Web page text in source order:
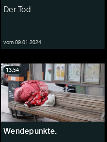
Der Tod
vom 09.01.2024
Wendepunkte.
13:54